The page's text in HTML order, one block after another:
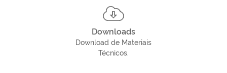
Downloads
Download de Materiais
Técnicos.